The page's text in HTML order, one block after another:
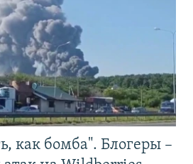
как бомба". Блогеры –